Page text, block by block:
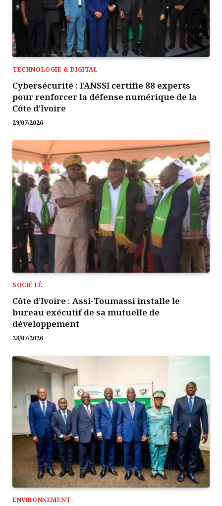
TECHNOLOGIE & DIGITAL
Cybersécurité : l’ANSSI certifie 88 experts
pour renforcer la défense numérique de la
Côte d’Ivoire
29/07/2026
SOCIÉTÉ
Côte d’Ivoire : Assi-Toumassi installe le
bureau exécutif de sa mutuelle de
développement
28/07/2026
ENVIRONNEMENT